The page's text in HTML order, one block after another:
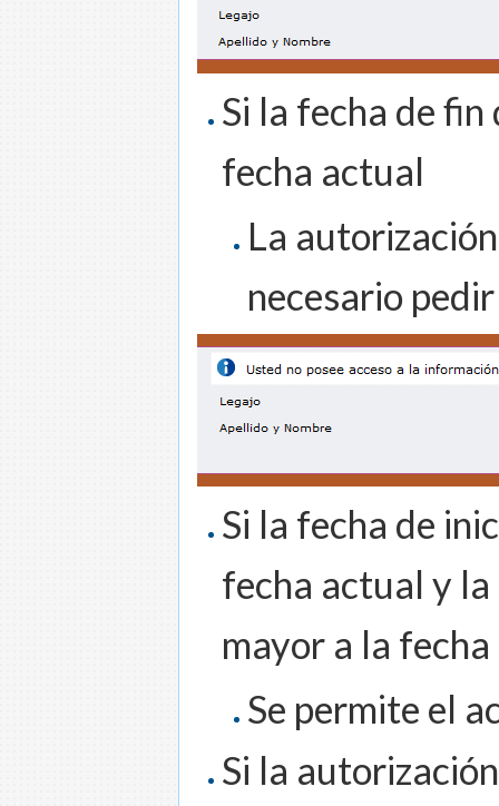
Si la fecha de
fecha actual
La
necesario
Si la fecha de
fecha actual y
mayor a la
Se permite el
Si la